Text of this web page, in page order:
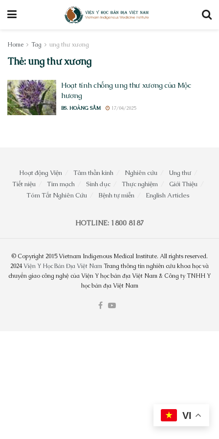
Home Tag ung thư xương
Thẻ:ung thư xương
Hoạt tính chống ung thư xương của Mộc
hương
BS. HOÀNG SẦM 17/04/2025
Hoạt động Viện Tâm thần kinh Nghiên cứu
Ung thư
Tiết niệu
Tim mạch Sinh dục Thực nghiệm
Giới Thiệu
Tóm Tắt Nghiên Cứu
Bệnh tự miễn English Articles
HOTLINE: 1800 8187
© Copyright 2015 Vietnam Indigenous Medical Institute. All rights reserved.
2024Viện Y Học Bản Địa Việt NamTrang thông tin nghiên cứu khoa học và
chuyển giao công nghệ của Viện Y học bản địa Việt Nam & Công ty TNHH Y
học bản địa Việt Nam
VI